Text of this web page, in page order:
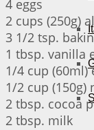
4 eggs
2 cups (250g)
3 1/2 tsp.
1 tbsp. vanilla
1/4 cup (60ml)
1/2 cup (150g)
2 tbsp. cocoa
2 tbsp. milk